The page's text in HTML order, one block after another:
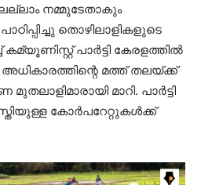
നമ്മുടേതാകും
തൊഴിലാളികളുടെ
പാർട്ടി കേരളത്തില്‍
മത്ത് തലയ്ക്ക്
മുതലാളിമാരായി മാറി. പാര്‍ട്ടി
കോര്‍പറേറ്റുകള്‍ക്ക്